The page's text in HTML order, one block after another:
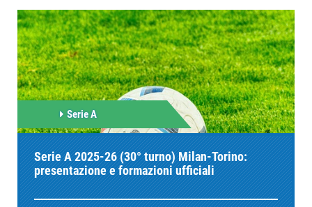
Serie A
Serie A 2025-26 (30° turno) Milan-Torino:
presentazione e formazioni ufficiali